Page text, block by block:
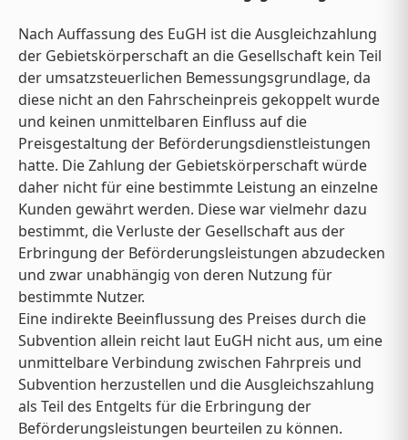
Nach Auffassung des EuGH ist die Ausgleichzahlung
der Gebietskörperschaft an die Gesellschaft kein Teil
der umsatzsteuerlichen Bemessungsgrundlage, da
diese nicht an den Fahrscheinpreis gekoppelt wurde
und keinen unmittelbaren Einfluss auf die
Preisgestaltung der Beförderungsdienstleistungen
hatte. Die Zahlung der Gebietskörperschaft würde
daher nicht für eine bestimmte Leistung an einzelne
Kunden gewährt werden. Diese war vielmehr dazu
bestimmt, die Verluste der Gesellschaft aus der
Erbringung der Beförderungsleistungen abzudecken
und zwar unabhängig von deren Nutzung für
bestimmte Nutzer.
Eine indirekte Beeinflussung des Preises durch die
Subvention allein reicht laut EuGH nicht aus, um eine
unmittelbare Verbindung zwischen Fahrpreis und
Subvention herzustellen und die Ausgleichszahlung
als Teil des Entgelts für die Erbringung der
Beförderungsleistungen beurteilen zu können.